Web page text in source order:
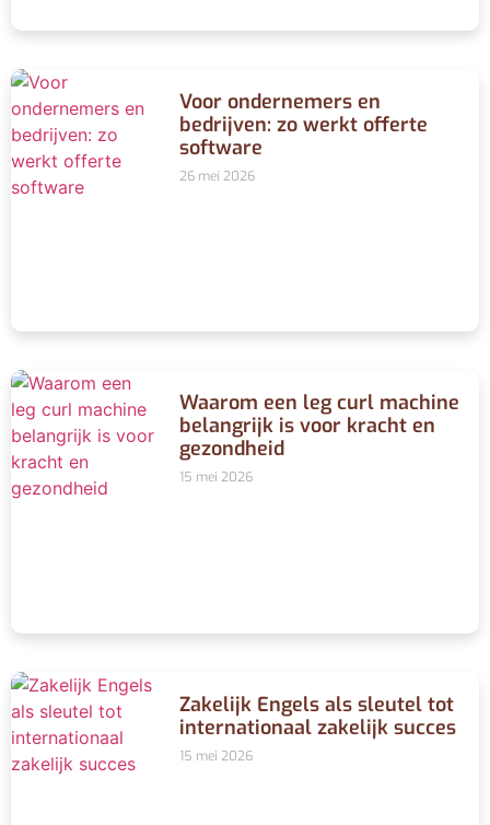
Voor ondernemers en
bedrijven: zo werkt offerte
software
26 mei 2026
Waarom een leg curl machine
belangrijk is voor kracht en
gezondheid
15 mei 2026
Zakelijk Engels als sleutel tot
internationaal zakelijk succes
15 mei 2026